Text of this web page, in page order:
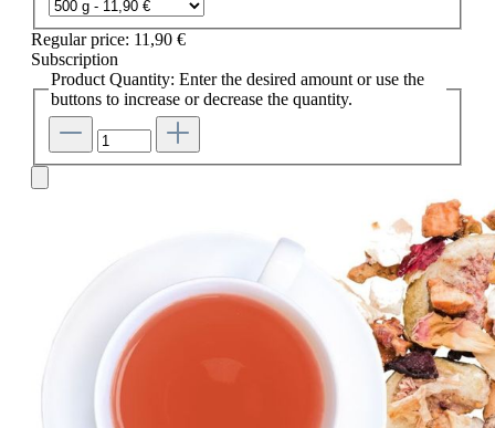
Regular price: 11,90 €
Subscription
Product Quantity: Enter the desired amount or use the
buttons to increase or decrease the quantity.